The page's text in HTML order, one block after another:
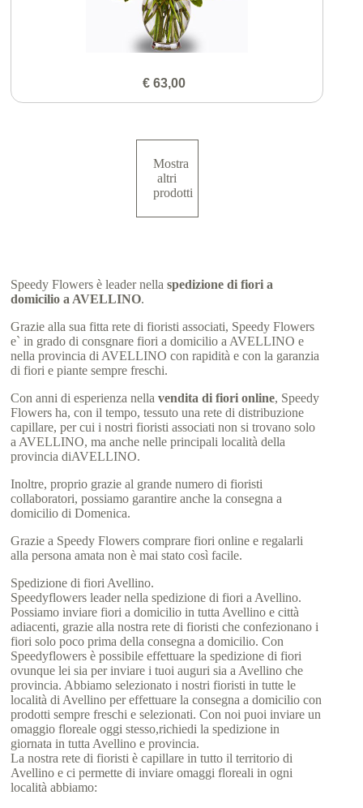
€ 63,00
Mostra
altri
prodotti
Speedy Flowers è leader nellaspedizione di fiori a
domicilio a AVELLINO.
Grazie alla sua fitta rete di fioristi associati, Speedy Flowers
e` in grado di consgnare fiori a domicilio a AVELLINO e
nella provincia di AVELLINO con rapidità e con la garanzia
di fiori e piante sempre freschi.
Con anni di esperienza nellavendita di fiori online, Speedy
Flowers ha, con il tempo, tessuto una rete di distribuzione
capillare, per cui i nostri fioristi associati non si trovano solo
a AVELLINO, ma anche nelle principali località della
provincia diAVELLINO.
Inoltre, proprio grazie al grande numero di fioristi
collaboratori, possiamo garantire anche la consegna a
domicilio di Domenica.
Grazie a Speedy Flowers comprare fiori online e regalarli
alla persona amata non è mai stato così facile.
Spedizione di fiori Avellino.
Speedyflowers leader nella spedizione di fiori a Avellino.
Possiamo inviare fiori a domicilio in tutta Avellino e città
adiacenti, grazie alla nostra rete di fioristi che confezionano i
fiori solo poco prima della consegna a domicilio. Con
Speedyflowers è possibile effettuare la spedizione di fiori
ovunque lei sia per inviare i tuoi auguri sia a Avellino che
provincia. Abbiamo selezionato i nostri fioristi in tutte le
località di Avellino per effettuare la consegna a domicilio con
prodotti sempre freschi e selezionati. Con noi puoi inviare un
omaggio floreale oggi stesso,richiedi la spedizione in
giornata in tutta Avellino e provincia.
La nostra rete di fioristi è capillare in tutto il territorio di
Avellino e ci permette di inviare omaggi floreali in ogni
località abbiamo: